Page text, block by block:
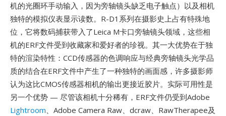
机的光圈环手动输入，因为旁轴镜头缺乏电子触点）以及相机
独特的模拟仪表显示读数。R-D1系列在摄影史上占有特殊地
位，它将数码捕获带入了Leica M卡口旁轴镜头领域，这些相
机的ERF文件受到收藏家和爱好者的珍视。其一大优势在于独
特的渲染特性：CCD传感器的色调响应与经典旁轴镜头光学品
质的结合在ERF文件中产生了一种独特的画面感，许多摄影师
认为这比CMOS传感器相机的输出更接近胶片。实际可用性是
另一个优势 — 尽管该相机十分稀有，ERF文件仍受到Adobe
Lightroom、Adobe Camera Raw、dcraw、RawTherapee及